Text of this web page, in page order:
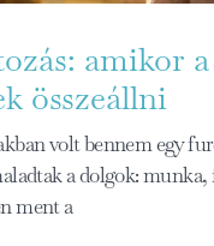
amikor
összeállni
volt bennem egy
a dolgok: munka,
ment a